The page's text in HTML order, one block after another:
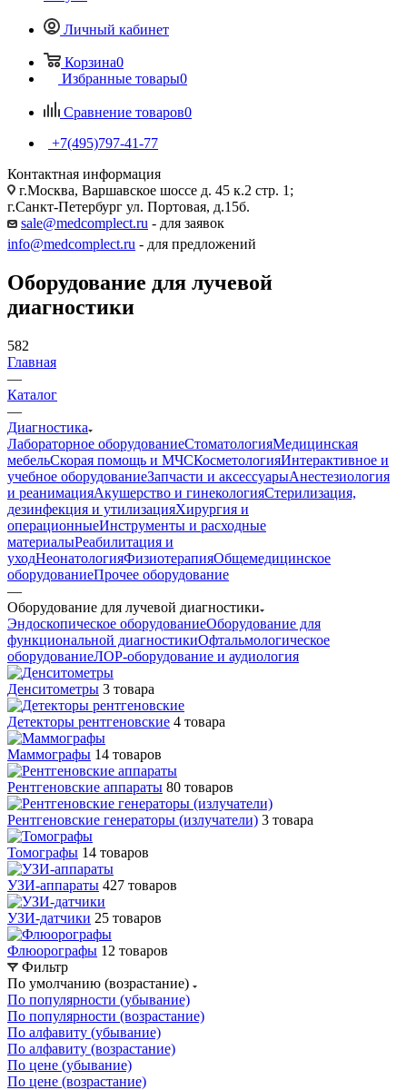
Личный кабинет
Корзина0
Избранные товары0
Сравнение товаров0
+7(495)797-41-77
Контактная информация
г.Москва, Варшавское шоссе д. 45 к.2 стр. 1;
г.Санкт-Петербург ул. Портовая, д.15б.
sale@medcomplect.ru - для заявок
info@medcomplect.ru - для предложений
Оборудование для лучевой
диагностики
582
Главная
—
Каталог
—
Диагностика
Лабораторное оборудованиеСтоматологияМедицинская
мебельСкорая помощь и МЧСКосметологияИнтерактивное и
учебное оборудованиеЗапчасти и аксессуарыАнестезиология
и реанимацияАкушерство и гинекологияСтерилизация,
дезинфекция и утилизацияХирургия и
операционныеИнструменты и расходные
материалыРеабилитация и
уходНеонатологияФизиотерапияОбщемедицинское
оборудованиеПрочее оборудование
—
Оборудование для лучевой диагностики
Эндоскопическое оборудованиеОборудование для
функциональной диагностикиОфтальмологическое
оборудованиеЛОР-оборудование и аудиология
Денситометры 3 товара
Детекторы рентгеновские 4 товара
Маммографы 14 товаров
Рентгеновские аппараты 80 товаров
Рентгеновские генераторы (излучатели) 3 товара
Томографы 14 товаров
УЗИ-аппараты 427 товаров
УЗИ-датчики 25 товаров
Флюорографы 12 товаров
Фильтр
По умолчанию (возрастание)
По популярности (убывание)
По популярности (возрастание)
По алфавиту (убывание)
По алфавиту (возрастание)
По цене (убывание)
По цене (возрастание)